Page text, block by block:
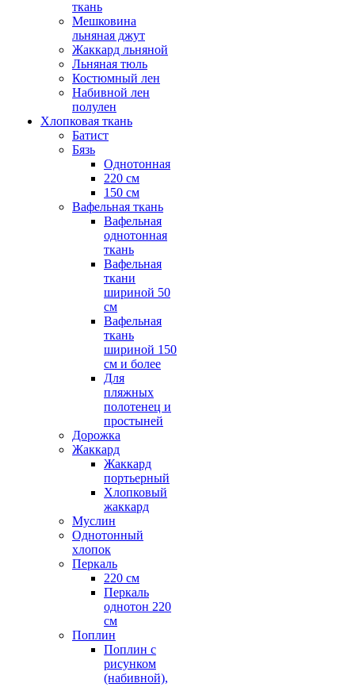
ткань
Мешковина
льняная джут
Жаккард льняной
Льняная тюль
Костюмный лен
Набивной лен
полулен
Хлопковая ткань
Батист
Бязь
Однотонная
220 см
150 см
Вафельная ткань
Вафельная
однотонная
ткань
Вафельная
ткани
шириной 50
см
Вафельная
ткань
шириной 150
см и более
Для
пляжных
полотенец и
простыней
Дорожка
Жаккард
Жаккард
портьерный
Хлопковый
жаккард
Муслин
Однотонный
хлопок
Перкаль
220 см
Перкаль
однотон 220
см
Поплин
Поплин с
рисунком
(набивной),